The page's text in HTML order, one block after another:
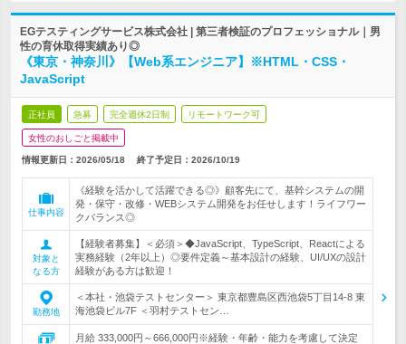
EGテスティングサービス株式会社 | 第三者検証のプロフェッショナル｜男
性の育休取得実績あり◎
《東京・神奈川》【Web系エンジニア】※HTML・CSS・
JavaScript
正社員 急募 完全週休2日制 リモートワーク可
女性のおしごと掲載中
情報更新日：2026/05/18 終了予定日： 2026/10/19
仕事内容
《経験を活かして活躍できる◎》顧客先にて、基幹システムの開
発・保守・改修・WEBシステム開発をお任せします！ライフワー
クバランス◎
対象と
なる方
【経験者募集】＜必須＞◆JavaScript、TypeScript、Reactによる
実務経験（2年以上）◎要件定義～基本設計の経験、UI/UXの設計
経験がある方は歓迎！
勤務地
＜本社・池袋テストセンター＞ 東京都豊島区西池袋5丁目14-8 東
海池袋ビル7F ＜羽村テストセン…
月給 333,000円～666,000円※経験・年齢・能力を考慮して決定